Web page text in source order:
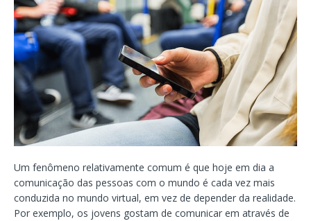
Um fenômeno relativamente comum é que hoje em dia a
comunicação das pessoas com o mundo é cada vez mais
conduzida no mundo virtual, em vez de depender da realidade.
Por exemplo, os jovens gostam de comunicar em através de